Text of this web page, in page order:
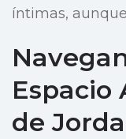
íntimas,
Espacio
de